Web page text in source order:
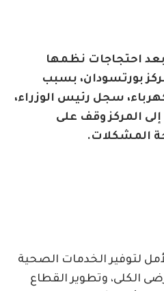
بعد احتجاجات نظمها
بورتسودان، بسبب
سجل رئيس الوزراء،
إلى المركز وقف على
المشكلات.
لتوفير الخدمات الصحية
الكلى، وتطوير القطاع